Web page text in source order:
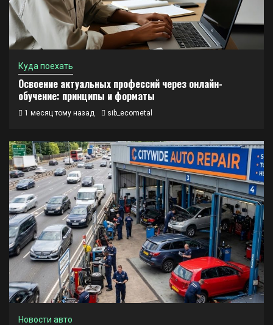
Куда поехать
Освоение актуальных профессий через онлайн-
обучение: принципы и форматы
1 месяц тому назад sib_ecometal
Новости авто